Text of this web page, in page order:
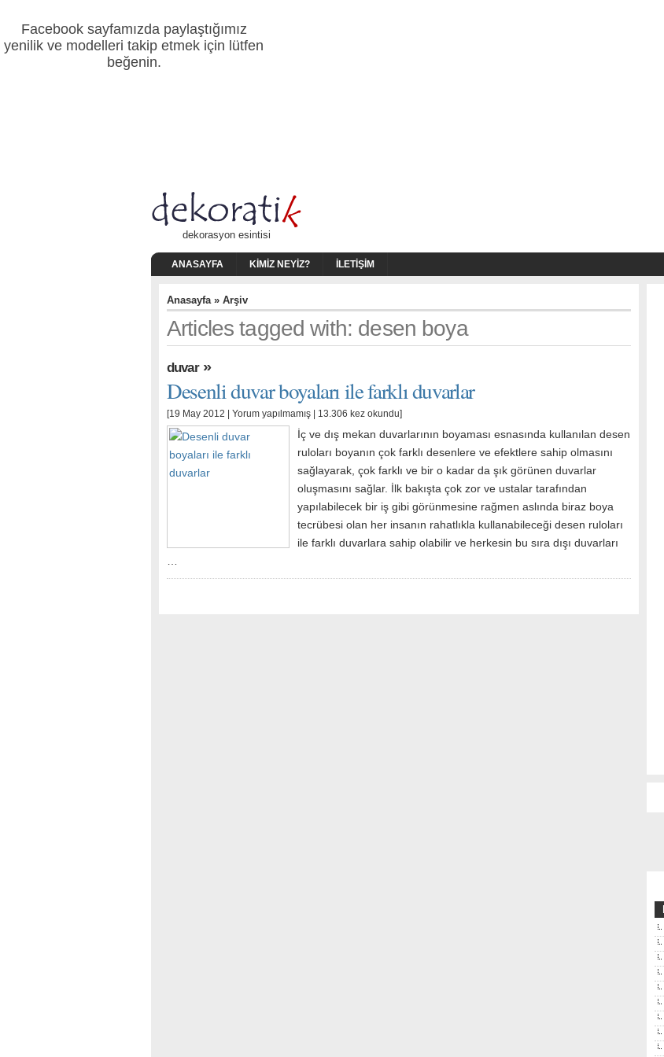
Facebook sayfamızda paylaştığımız
yenilik ve modelleri takip etmek için lütfen
beğenin.
dekorasyon esintisi
ANASAYFA KIMIZ NEYIZ? İLETIŞIM
Anasayfa» Arşiv
Articles tagged with: desen boya
duvar»
Desenli duvar boyaları ile farklı duvarlar
[19 May 2012 | Yorum yapılmamış | 13.306 kez okundu]
İç ve dış mekan duvarlarının boyaması esnasında kullanılan desen
ruloları boyanın çok farklı desenlere ve efektlere sahip olmasını
sağlayarak, çok farklı ve bir o kadar da şık görünen duvarlar
oluşmasını sağlar. İlk bakışta çok zor ve ustalar tarafından
yapılabilecek bir iş gibi görünmesine rağmen aslında biraz boya
tecrübesi olan her insanın rahatlıkla kullanabileceği desen ruloları
ile farklı duvarlara sahip olabilir ve herkesin bu sıra dışı duvarları
…